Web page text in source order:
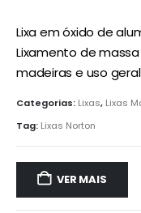
Lixa em óxido de
Lixamento de
madeiras e uso
Categorias: Lixas, Lixas
Tag: Lixas Norton
VER MAIS